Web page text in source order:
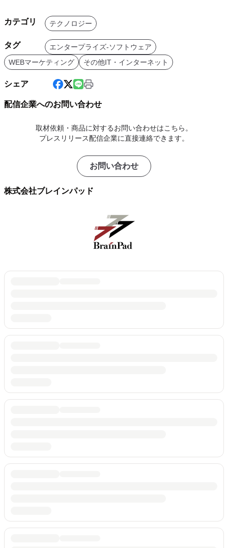
カテゴリ テクノロジー
タグ
エンタープライズ-ソフトウェア
WEBマーケティング
その他IT・インターネット
シェア
配信企業へのお問い合わせ
取材依頼・商品に対するお問い合わせはこちら。
プレスリリース配信企業に直接連絡できます。
お問い合わせ
株式会社ブレインパッド